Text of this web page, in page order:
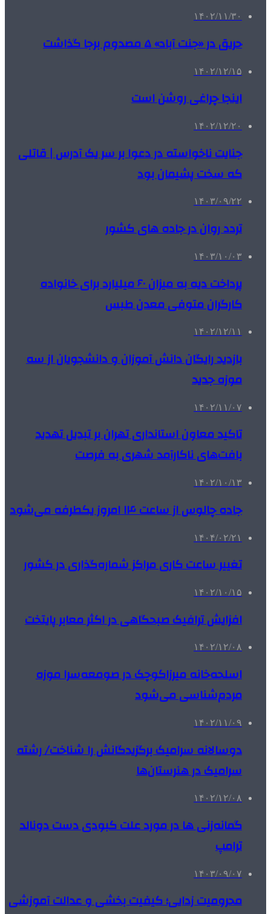
۱۴۰۲/۱۱/۳۰
حریق در «جنت آباد» ۵ مصدوم برجا گذاشت
۱۴۰۲/۱۲/۱۵
اینجا چراغی روشن است
۱۴۰۲/۱۲/۲۰
جنایت ناخواسته در دعوا بر سر یک آدرس | قاتلی
که سخت پشیمان بود
۱۴۰۳/۰۹/۲۲
تردد روان در جاده های کشور
۱۴۰۳/۱۰/۰۳
پرداخت دیه به میزان ۶۰ میلیارد برای خانواده
کارگران متوفی معدن طبس
۱۴۰۲/۱۲/۱۱
بازدید رایگان دانش آموزان و دانشجویان از سه
موزه جدید
۱۴۰۲/۱۱/۰۷
تاکید معاون استانداری تهران بر تبدیل تهدید
بافت‌های ناکارآمد شهری به فرصت
۱۴۰۲/۱۰/۱۳
جاده چالوس از ساعت ۱۴ امروز یکطرفه می‌شود
۱۴۰۴/۰۲/۲۱
تغییر ساعت کاری مراکز شماره‌گذاری در کشور
۱۴۰۲/۱۰/۱۵
افزایش ترافیک صبحگاهی در اکثر معابر پایتخت
۱۴۰۲/۱۲/۰۸
اسلحه‌خانه میرزاکوچک در صومعه‌سرا موزه
مردم‌شناسی می‌شود
۱۴۰۲/۱۱/۰۹
دوسالانه سرامیک برگزیدگانش را شناخت/ رشته
سرامیک در هنرستان‌ها
۱۴۰۲/۱۲/۰۸
گمانه‌زنی ها در مورد علت کبودی دست دونالد
ترامپ
۱۴۰۳/۰۹/۰۷
محرومیت زدایی؛ کیفیت بخشی و عدالت آموزشی